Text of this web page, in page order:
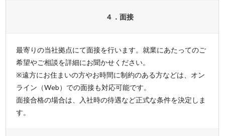
４．面接
最寄りの当社拠点にて面接を行います。就業にあたってのご
希望やご相談を詳細にお聞かせください。
※遠方にお住まいの方やお時間に制約のある方などは、オン
ライン（Web）での面接も対応可能です。
面接合格の場合は、入社時の待遇など正式な条件を決定しま
す。